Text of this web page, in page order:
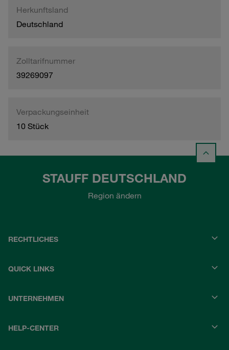
Herkunftsland
Deutschland
Zolltarifnummer
39269097
Verpackungseinheit
10 Stück
STAUFF DEUTSCHLAND
Region ändern
RECHTLICHES
QUICK LINKS
UNTERNEHMEN
HELP-CENTER